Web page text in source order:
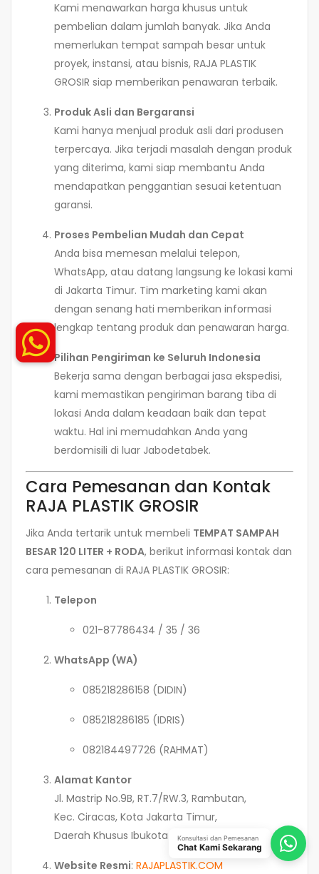
Kami menawarkan harga khusus untuk
pembelian dalam jumlah banyak. Jika Anda
memerlukan tempat sampah besar untuk
proyek, instansi, atau bisnis, RAJA PLASTIK
GROSIR siap memberikan penawaran terbaik.
Produk Asli dan Bergaransi
Kami hanya menjual produk asli dari produsen
terpercaya. Jika terjadi masalah dengan produk
yang diterima, kami siap membantu Anda
mendapatkan penggantian sesuai ketentuan
garansi.
Proses Pembelian Mudah dan Cepat
Anda bisa memesan melalui telepon,
WhatsApp, atau datang langsung ke lokasi kami
di Jakarta Timur. Tim marketing kami akan
dengan senang hati memberikan informasi
lengkap tentang produk dan penawaran harga.
Pilihan Pengiriman ke Seluruh Indonesia
Bekerja sama dengan berbagai jasa ekspedisi,
kami memastikan pengiriman barang tiba di
lokasi Anda dalam keadaan baik dan tepat
waktu. Hal ini memudahkan Anda yang
berdomisili di luar Jabodetabek.
Cara Pemesanan dan Kontak
RAJA PLASTIK GROSIR
Jika Anda tertarik untuk membeli TEMPAT SAMPAH
BESAR 120 LITER + RODA, berikut informasi kontak dan
cara pemesanan di RAJA PLASTIK GROSIR:
Telepon
021-87786434 / 35 / 36
WhatsApp (WA)
085218286158 (DIDIN)
085218286185 (IDRIS)
082184497726 (RAHMAT)
Alamat Kantor
Jl. Mastrip No.9B, RT.7/RW.3, Rambutan,
Kec. Ciracas, Kota Jakarta Timur,
Daerah Khusus Ibukota Jakarta 13830
Website Resmi: RAJAPLASTIK.COM
Konsultasi dan Pemesanan
Chat Kami Sekarang